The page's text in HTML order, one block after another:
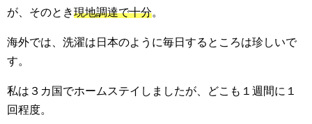
が、そのとき現地調達で十分。
海外では、洗濯は日本のように毎日するところは珍しいで
す。
私は３カ国でホームステイしましたが、どこも１週間に１
回程度。